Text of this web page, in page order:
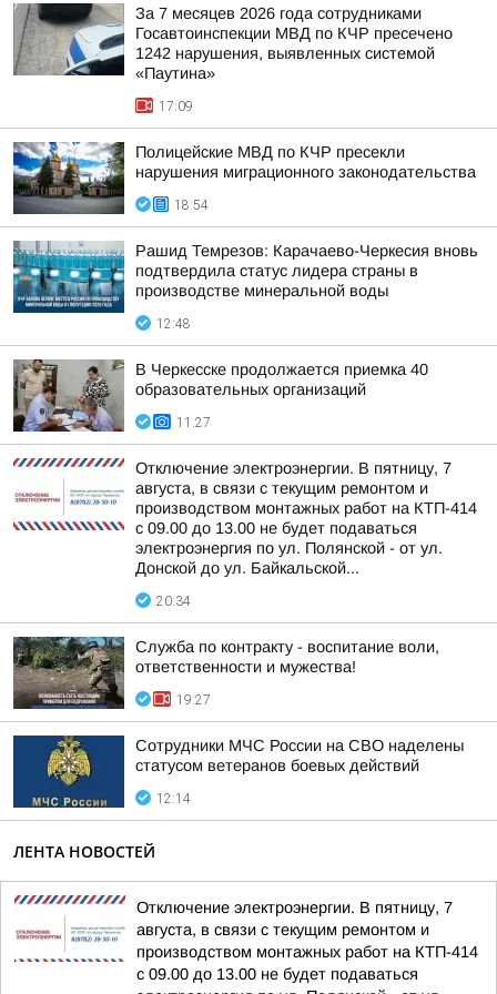
За 7 месяцев 2026 года сотрудниками
Госавтоинспекции МВД по КЧР пресечено
1242 нарушения, выявленных системой
«Паутина»
17:09
Полицейские МВД по КЧР пресекли
нарушения миграционного законодательства
18:54
Рашид Темрезов: Карачаево-Черкесия вновь
подтвердила статус лидера страны в
производстве минеральной воды
12:48
В Черкесске продолжается приемка 40
образовательных организаций
11:27
Отключение электроэнергии. В пятницу, 7
августа, в связи с текущим ремонтом и
производством монтажных работ на КТП-414
с 09.00 до 13.00 не будет подаваться
электроэнергия по ул. Полянской - от ул.
Донской до ул. Байкальской...
20:34
Служба по контракту - воспитание воли,
ответственности и мужества!
19:27
Сотрудники МЧС России на СВО наделены
статусом ветеранов боевых действий
12:14
ЛЕНТА НОВОСТЕЙ
Отключение электроэнергии. В пятницу, 7
августа, в связи с текущим ремонтом и
производством монтажных работ на КТП-414
с 09.00 до 13.00 не будет подаваться